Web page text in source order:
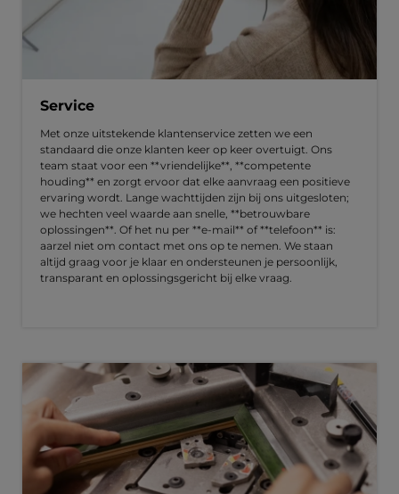
Service
Met onze uitstekende klantenservice zetten we een
standaard die onze klanten keer op keer overtuigt. Ons
team staat voor een **vriendelijke**, **competente
houding** en zorgt ervoor dat elke aanvraag een positieve
ervaring wordt. Lange wachttijden zijn bij ons uitgesloten;
we hechten veel waarde aan snelle, **betrouwbare
oplossingen**. Of het nu per **e-mail** of **telefoon** is:
aarzel niet om contact met ons op te nemen. We staan
altijd graag voor je klaar en ondersteunen je persoonlijk,
transparant en oplossingsgericht bij elke vraag.